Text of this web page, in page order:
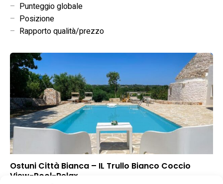
– Punteggio globale
– Posizione
– Rapporto qualità/prezzo
Ostuni Città Bianca – IL Trullo Bianco Coccio
View-Pool-Relax